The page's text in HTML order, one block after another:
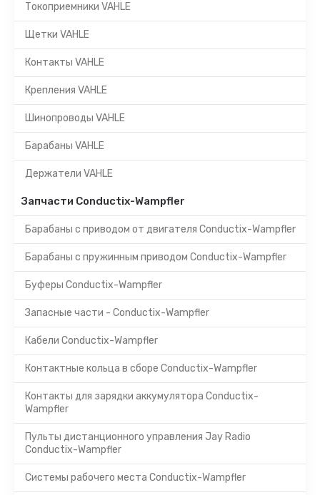
Токоприемники VAHLE
Щетки VAHLE
Контакты VAHLE
Крепления VAHLE
Шинопроводы VAHLE
Барабаны VAHLE
Держатели VAHLE
Запчасти Conductix-Wampfler
Барабаны с приводом от двигателя Conductix-Wampfler
Барабаны с пружинным приводом Conductix-Wampfler
Буферы Conductix-Wampfler
Запасные части - Conductix-Wampfler
Кабели Conductix-Wampfler
Контактные кольца в сборе Conductix-Wampfler
Контакты для зарядки аккумулятора Conductix-
Wampfler
Пульты дистанционного управления Jay Radio
Conductix-Wampfler
Системы рабочего места Conductix-Wampfler